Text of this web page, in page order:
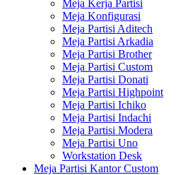
Meja Kerja Partisi
Meja Konfigurasi
Meja Partisi Aditech
Meja Partisi Arkadia
Meja Partisi Brother
Meja Partisi Custom
Meja Partisi Donati
Meja Partisi Highpoint
Meja Partisi Ichiko
Meja Partisi Indachi
Meja Partisi Modera
Meja Partisi Uno
Workstation Desk
Meja Partisi Kantor Custom